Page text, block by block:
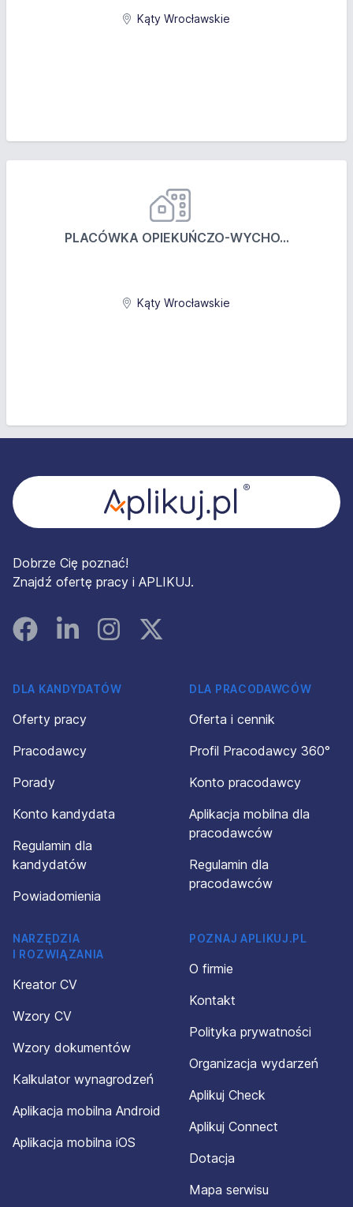
Kąty Wrocławskie
PLACÓWKA OPIEKUŃCZO-WYCHO...
Kąty Wrocławskie
Dobrze Cię poznać!
Znajdź ofertę pracy i APLIKUJ.
FacebookLinked InInstagramInstagram
DLA KANDYDATÓW
Oferty pracy
Pracodawcy
Porady
Konto kandydata
Regulamin dla
kandydatów
Powiadomienia
DLA PRACODAWCÓW
Oferta i cennik
Profil Pracodawcy 360°
Konto pracodawcy
Aplikacja mobilna dla
pracodawców
Regulamin dla
pracodawców
NARZĘDZIA
I ROZWIĄZANIA
Kreator CV
Wzory CV
Wzory dokumentów
Kalkulator wynagrodzeń
Aplikacja mobilna Android
Aplikacja mobilna iOS
POZNAJ APLIKUJ.PL
O firmie
Kontakt
Polityka prywatności
Organizacja wydarzeń
Aplikuj Check
Aplikuj Connect
Dotacja
Mapa serwisu